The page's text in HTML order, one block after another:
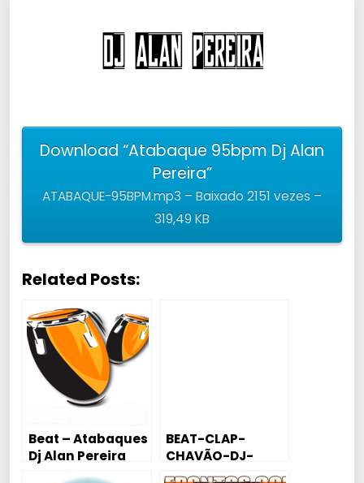
Download “Atabaque 95bpm Dj Alan
Pereira”
ATABAQUE-95BPM.mp3 – Baixado 2151 vezes –
319,49 KB
Related Posts:
Beat – Atabaques
Dj Alan Pereira
BEAT-CLAP-
CHAVÃO-DJ-
ALAN-PEREIRA